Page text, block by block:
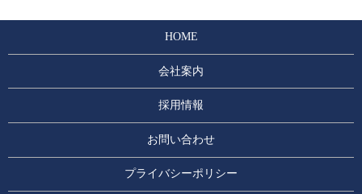
HOME
会社案内
採用情報
お問い合わせ
プライバシーポリシー